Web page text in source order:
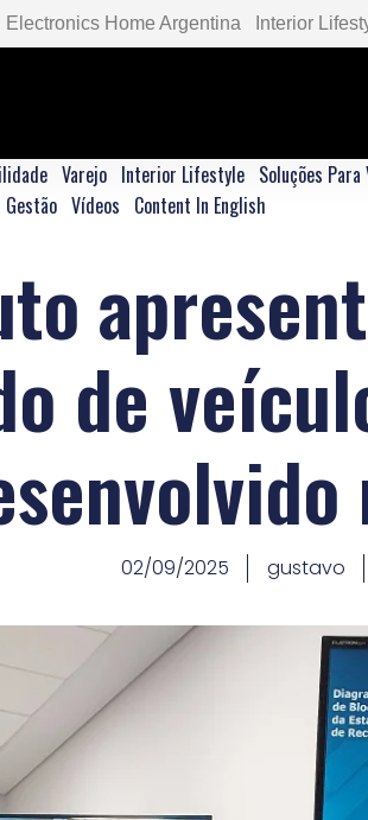
Electronics Home Argentina Interior
Varejo Interior Lifestyle Soluções Para
Gestão Vídeos Content In English
de
02/09/2025 gustavo